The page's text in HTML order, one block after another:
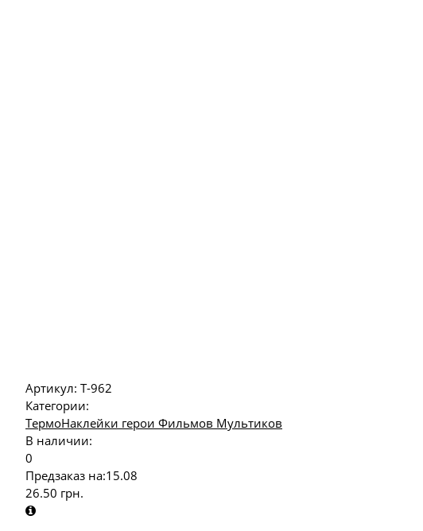
Артикул: Т-962
Категории:
ТермоНаклейки герои Фильмов Мультиков
В наличии:
0
Предзаказ на:15.08
26.50 грн.